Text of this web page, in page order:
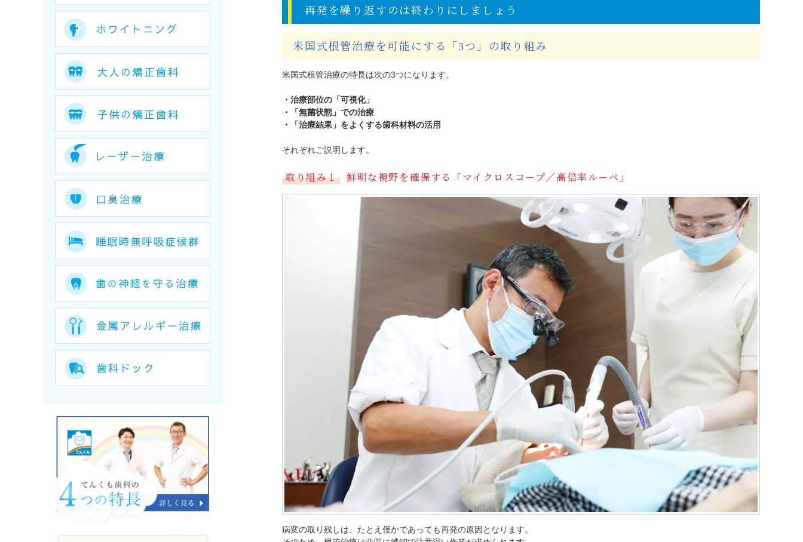
再発を繰り返すのは終わりにしましょう
米国式根管治療を可能にする「3つ」の取り組み
米国式根管治療の特長は次の3つになります。
・治療部位の「可視化」
・「無菌状態」での治療
・「治療結果」をよくする歯科材料の活用
それぞれご説明します。
取り組み１ 鮮明な視野を確保する「マイクロスコープ／高倍率ルーペ」
病変の取り残しは、たとえ僅かであっても再発の原因となります。